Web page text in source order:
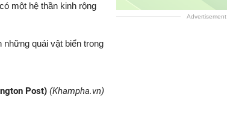
một hệ thần kinh rộng
quái vật biển trong
Post) (Khampha.vn)
Advertisement